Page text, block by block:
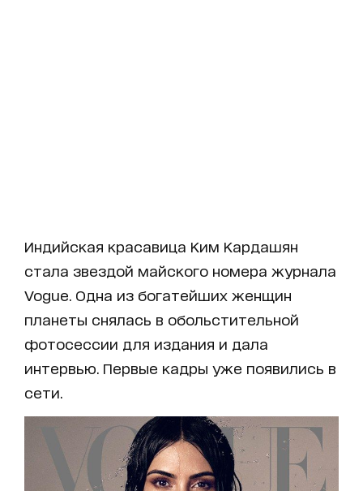
Индийская красавица Ким Кардашян
стала звездой майского номера журнала
Vogue. Одна из богатейших женщин
планеты снялась в обольстительной
фотосессии для издания и дала
интервью. Первые кадры уже появились в
сети.